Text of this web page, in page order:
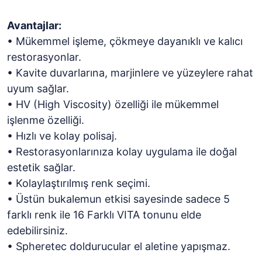
Avantajlar:
• Mükemmel işleme, çökmeye dayanıklı ve kalıcı
restorasyonlar.
• Kavite duvarlarına, marjinlere ve yüzeylere rahat
uyum sağlar.
• HV (High Viscosity) özelliği ile mükemmel
işlenme özelliği.
• Hızlı ve kolay polisaj.
• Restorasyonlarınıza kolay uygulama ile doğal
estetik sağlar.
• Kolaylaştırılmış renk seçimi.
• Üstün bukalemun etkisi sayesinde sadece 5
farklı renk ile 16 Farklı VITA tonunu elde
edebilirsiniz.
• Spheretec doldurucular el aletine yapışmaz.